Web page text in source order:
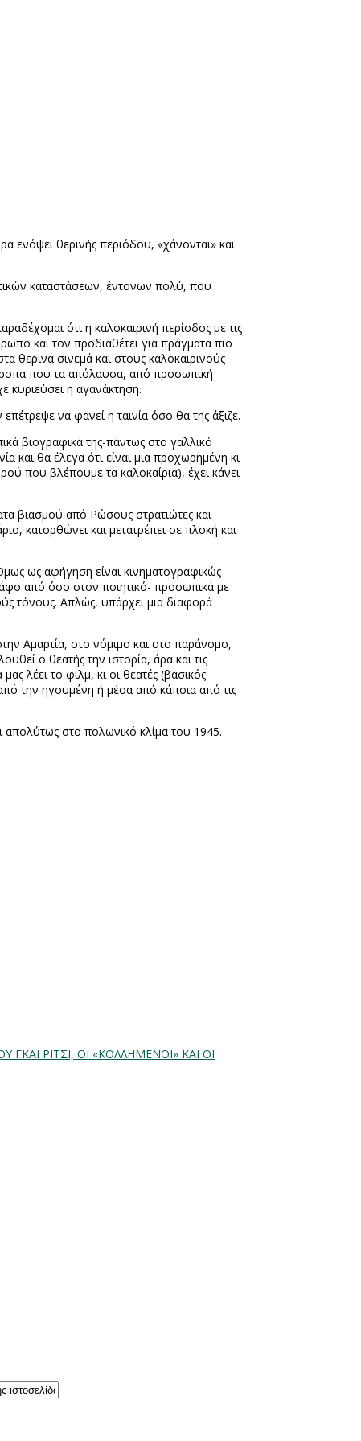
ενόψει θερινής περιόδου, «χάνονται» και
καταστάσεων, έντονων πολύ, που
ότι η καλοκαιρινή περίοδος με τις
και τον προδιαθέτει για πράγματα πιο
σινεμά και στους καλοκαιρινούς
που τα απόλαυσα, από προσωπική
κυριεύσει η αγανάκτηση.
να φανεί η ταινία όσο θα της άξιζε.
βιογραφικά της-πάντως στο γαλλικό
και θα έλεγα ότι είναι μια προχωρημένη κι
που βλέπουμε τα καλοκαίρια), έχει κάνει
βιασμού από Ρώσους στρατιώτες και
κατορθώνει και μετατρέπει σε πλοκή και
ως αφήγηση είναι κινηματογραφικώς
από όσο στον ποιητικό- προσωπικά με
τόνους. Απλώς, υπάρχει μια διαφορά
Αμαρτία, στο νόμιμο και στο παράνομο,
ο θεατής την ιστορία, άρα και τις
λέει το φιλμ, κι οι θεατές (βασικός
την ηγουμένη ή μέσα από κάποια από τις
απολύτως στο πολωνικό κλίμα του 1945.
ΡΙΤΣΙ, ΟΙ «ΚΟΛΛΗΜΕΝΟΙ» ΚΑΙ ΟΙ